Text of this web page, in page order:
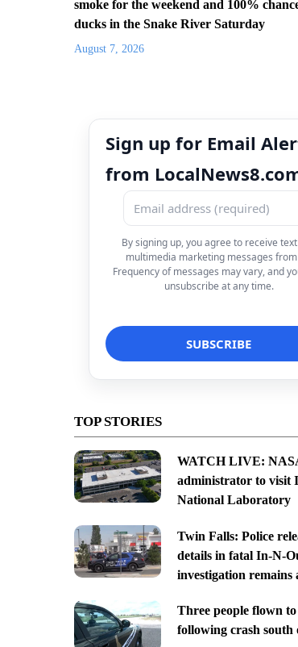
smoke for the weekend and 100%
ducks in the Snake River Saturday
August 7, 2026
Sign up for Email
from
By signing up, you agree to receive
multimedia marketing messages
Frequency of messages may vary, and
unsubscribe at any time.
TOP STORIES
WATCH LIVE:
administrator to visit
National Laboratory
Twin Falls: Police
details in fatal In-N-
investigation remains
Three people flown
following crash south